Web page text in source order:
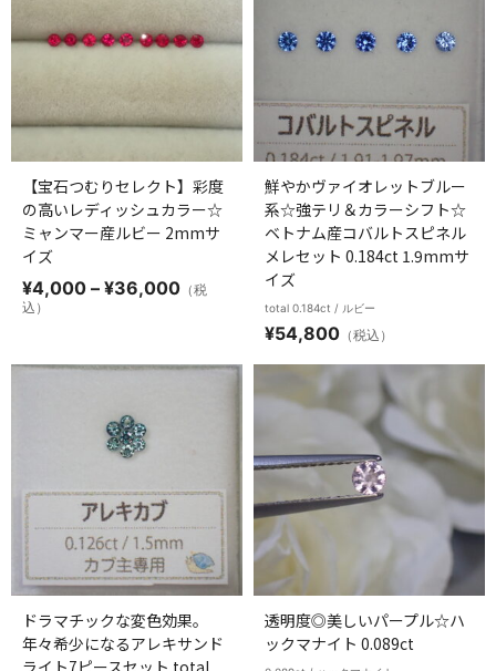
【宝石つむりセレクト】彩度
の高いレディッシュカラー☆
ミャンマー産ルビー 2mmサ
イズ
¥4,000 – ¥36,000価
¥36,000
（税
込）
鮮やかヴァイオレットブルー
系☆強テリ＆カラーシフト☆
ベトナム産コバルトスピネル
メレセット 0.184ct 1.9mmサ
イズ
total 0.184ct / ルビー
¥54,800 （税込）
ドラマチックな変色効果。
年々希少になるアレキサンド
ライト7ピースセット total
透明度◎美しいパープル☆ハ
ックマナイト 0.089ct